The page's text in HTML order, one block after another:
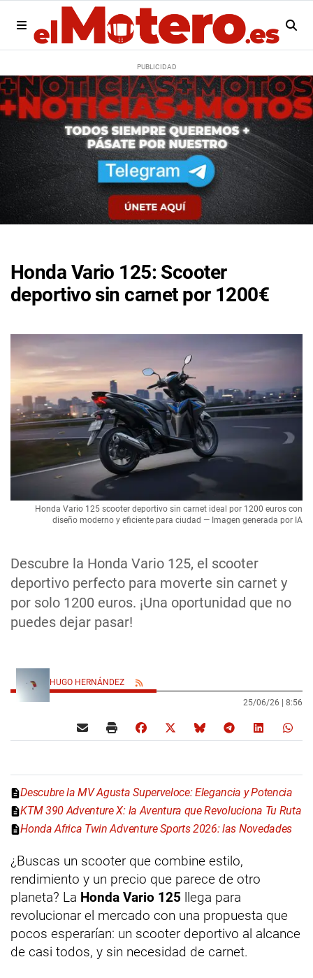
Honda Vario 125: Scooter
deportivo sin carnet por 1200€
Descubre la Honda Vario 125, el scooter
deportivo perfecto para moverte sin carnet y
por solo 1200 euros. ¡Una oportunidad que no
puedes dejar pasar!
Honda Vario 125 scooter deportivo sin carnet ideal por 1200 euros con
diseño moderno y eficiente para ciudad — Imagen generada por IA
HUGO HERNÁNDEZ
25/06/26 | 8:56
Descubre la MV Agusta Superveloce: Elegancia y Potencia
KTM 390 Adventure X: la Aventura que Revoluciona Tu Ruta
Honda Africa Twin Adventure Sports 2026: las Novedades
¿Buscas un scooter que combine estilo,
rendimiento y un precio que parece de otro
planeta? La Honda Vario 125 llega para
revolucionar el mercado con una propuesta que
pocos esperarían: un scooter deportivo al alcance
de casi todos, y sin necesidad de carnet.